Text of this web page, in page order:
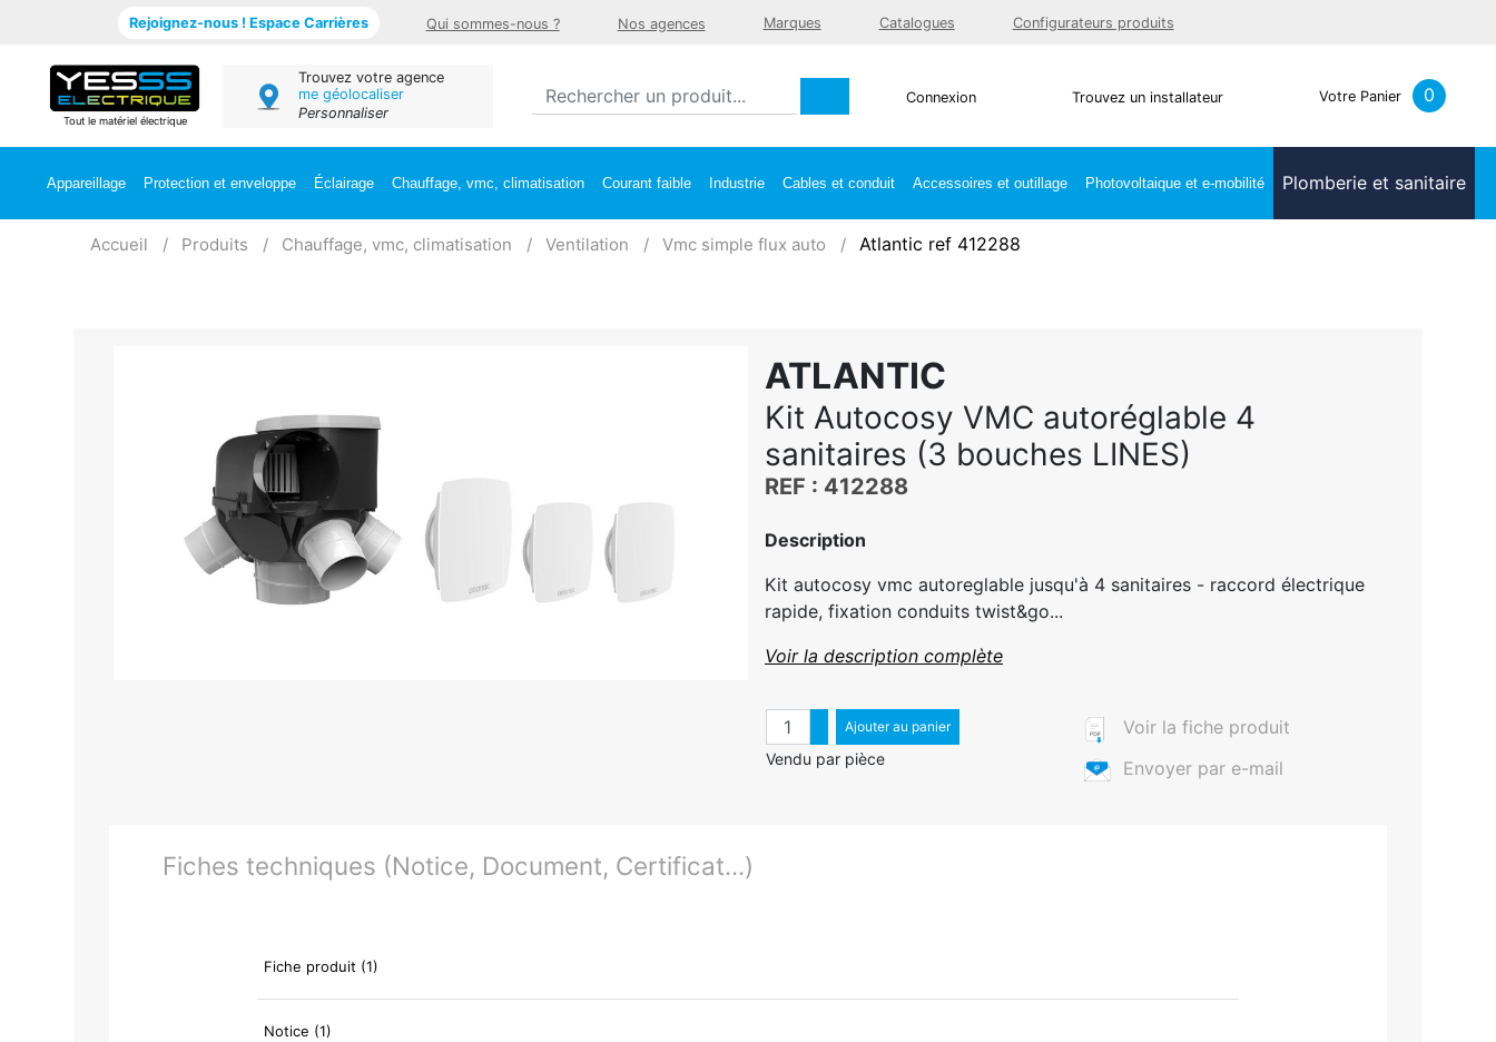
Rejoignez-nous ! Espace Carrières Qui sommes-nous ? Nos agences Marques Catalogues Configurateurs produits
Tout le matériel électrique
Trouvez votre agence
me géolocaliser
Personnaliser
Connexion Trouvez un installateur Votre Panier 0
Appareillage Protection et enveloppe Éclairage Chauffage, vmc, climatisation Courant faible Industrie Cables et conduit Accessoires et outillage Photovoltaique et e-mobilité Plomberie et sanitaire
Accueil Produits Chauffage, vmc, climatisation Ventilation Vmc simple flux auto Atlantic ref 412288
ATLANTIC
Kit Autocosy VMC autoréglable 4
sanitaires (3 bouches LINES)
REF : 412288
Description
Kit autocosy vmc autoreglable jusqu'à 4 sanitaires - raccord électrique
rapide, fixation conduits twist&go...
Voir la description complète
QuantitéAugmenter quantité
Diminuer quantité
Ajouter au panier
Vendu par pièce
Voir la fiche produit
Envoyer par e-mail
Fiches techniques (Notice, Document, Certificat...)
Fiche produit (1)
Notice (1)